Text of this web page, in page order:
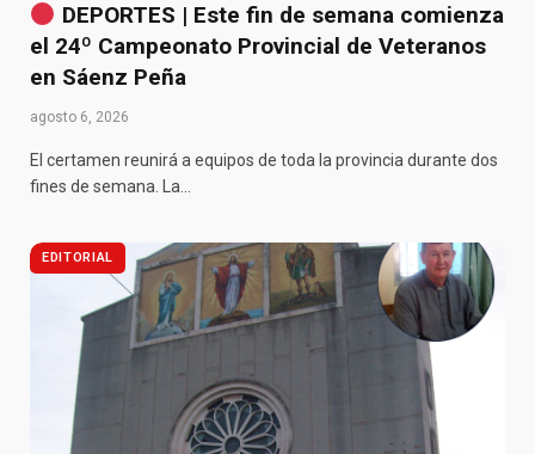
DEPORTES | Este fin de semana comienza
el 24º Campeonato Provincial de Veteranos
en Sáenz Peña
agosto 6, 2026
El certamen reunirá a equipos de toda la provincia durante dos
fines de semana. La…
EDITORIAL